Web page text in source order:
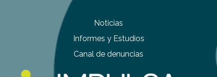
Noticias
Informes y Estudios
Canal de denuncias